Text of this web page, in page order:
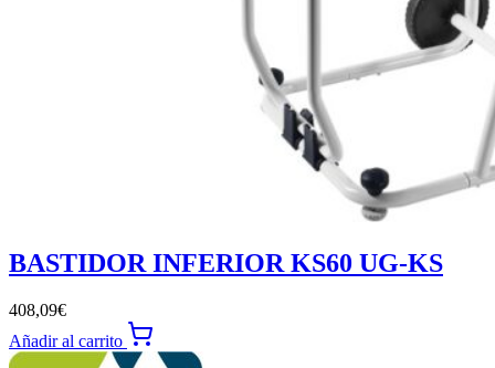
BASTIDOR INFERIOR KS60 UG-KS
408,09€
Añadir al carrito